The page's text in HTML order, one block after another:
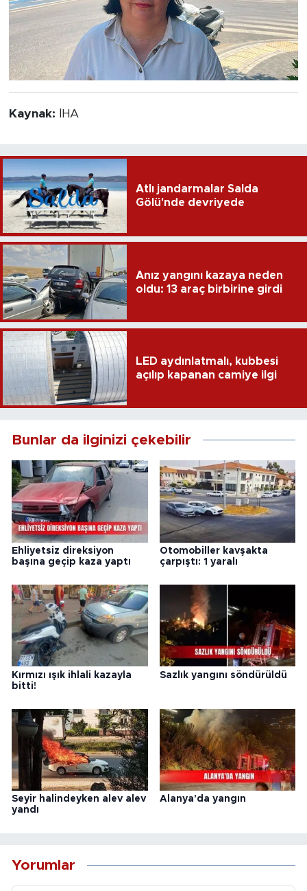
Kaynak: İHA
Atlı jandarmalar Salda
Gölü'nde devriyede
Anız yangını kazaya neden
oldu: 13 araç birbirine girdi
LED aydınlatmalı, kubbesi
açılıp kapanan camiye ilgi
Bunlar da ilginizi çekebilir
Ehliyetsiz direksiyon
başına geçip kaza yaptı
Otomobiller kavşakta
çarpıştı: 1 yaralı
Kırmızı ışık ihlali kazayla
bitti!
Sazlık yangını söndürüldü
Seyir halindeyken alev alev
yandı
Alanya'da yangın
Yorumlar